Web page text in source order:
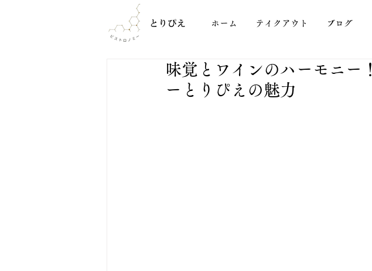
ホーム テイクアウト ブログ
味覚とワインのハーモニー
ーとりぴえの魅力